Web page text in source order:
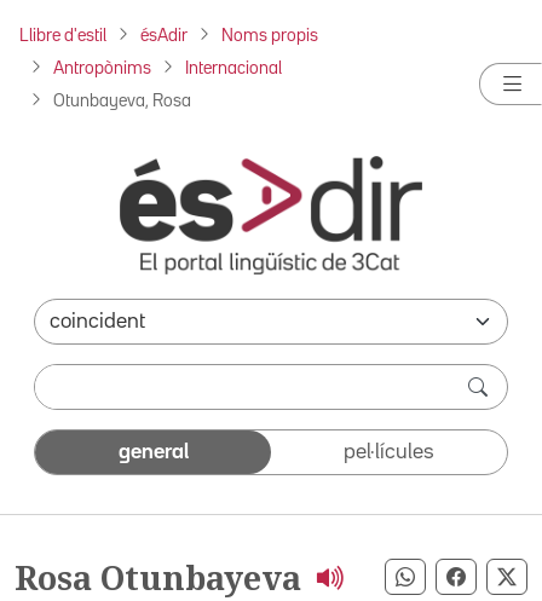
Llibre d'estil ésAdir Noms propis
Antropònims Internacional
Otunbayeva, Rosa
general pel·lícules
Rosa Otunbayeva Compartir